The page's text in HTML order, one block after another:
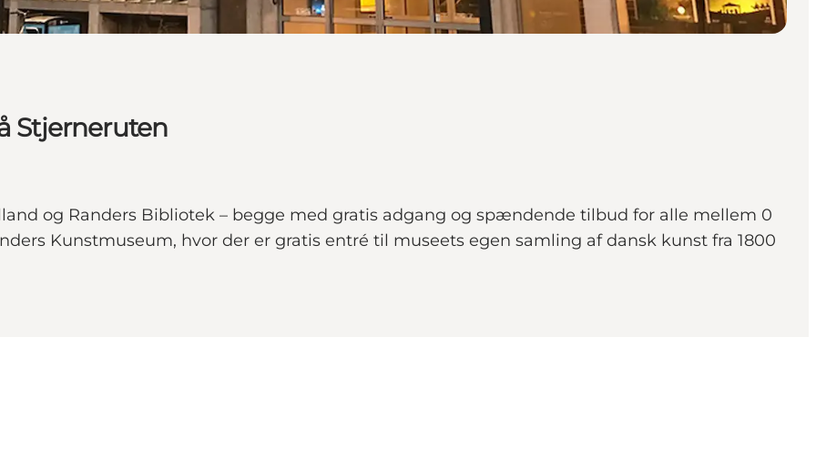
Stjerneruten
og Randers Bibliotek – begge med gratis adgang og spændende tilbud for alle mellem 0
Kunstmuseum, hvor der er gratis entré til museets egen samling af dansk kunst fra 1800